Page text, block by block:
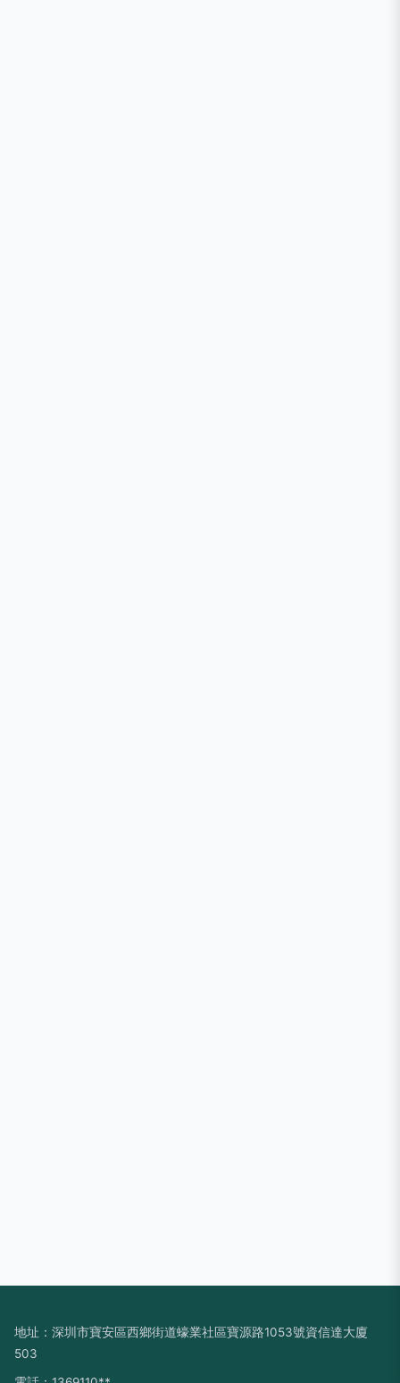
地址：深圳市寶安區西鄉街道蠔業社區寶源路1053號資信達大廈
503